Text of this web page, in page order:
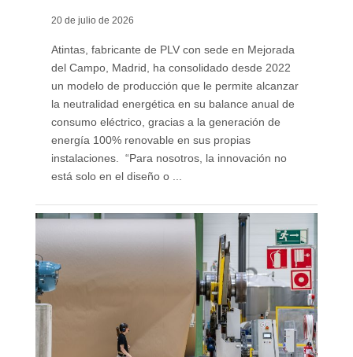
20 de julio de 2026
Atintas, fabricante de PLV con sede en Mejorada
del Campo, Madrid, ha consolidado desde 2022
un modelo de producción que le permite alcanzar
la neutralidad energética en su balance anual de
consumo eléctrico, gracias a la generación de
energía 100% renovable en sus propias
instalaciones. “Para nosotros, la innovación no
está solo en el diseño o ...